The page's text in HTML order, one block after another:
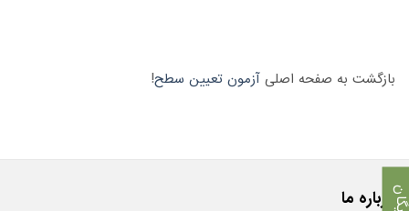
بازگشت به صفحه اصلی آزمون تعیین سطح!
درباره ما